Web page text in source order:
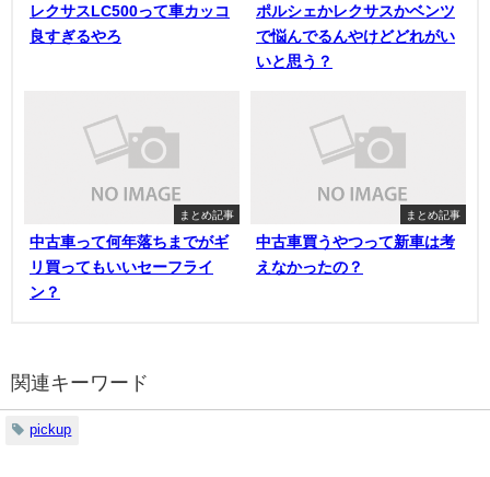
レクサスLC500って車カッコ
良すぎるやろ
ポルシェかレクサスかベンツ
で悩んでるんやけどどれがい
いと思う？
まとめ記事
中古車って何年落ちまでがギ
リ買ってもいいセーフライ
ン？
まとめ記事
中古車買うやつって新車は考
えなかったの？
関連キーワード
pickup